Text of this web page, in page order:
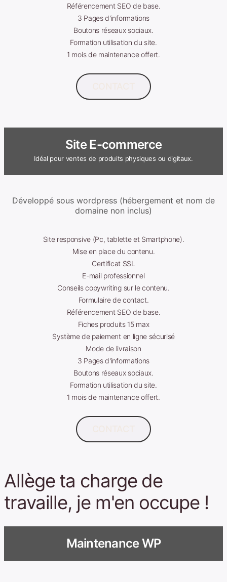
Référencement SEO de base.
3 Pages d'informations
Boutons réseaux sociaux.
Formation utilisation du site.
1 mois de maintenance offert.
Site E-commerce
Idéal pour ventes de produits physiques ou digitaux.
Développé sous wordpress (hébergement et nom de
domaine non inclus)
Site responsive (Pc, tablette et Smartphone).
Mise en place du contenu.
Certificat SSL
E-mail professionnel
Conseils copywriting sur le contenu.
Formulaire de contact.
Référencement SEO de base.
Fiches produits 15 max
Système de paiement en ligne sécurisé
Mode de livraison
3 Pages d'informations
Boutons réseaux sociaux.
Formation utilisation du site.
1 mois de maintenance offert.
Allège ta charge de
travaille, je m'en occupe !
Maintenance WP